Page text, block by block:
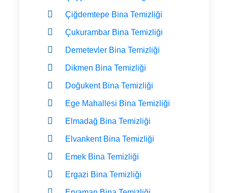
Çiğdemtepe Bina Temizliği
Çukurambar Bina Temizliği
Demetevler Bina Temizliği
Dikmen Bina Temizliği
Doğukent Bina Temizliği
Ege Mahallesi Bina Temizliği
Elmadağ Bina Temizliği
Elvankent Bina Temizliği
Emek Bina Temizliği
Ergazi Bina Temizliği